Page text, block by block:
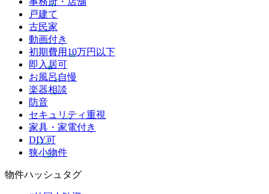
戸建て
古民家
動画付き
初期費用10万円以下
即入居可
お風呂自慢
楽器相談
防音
セキュリティ重視
家具・家電付き
DIY可
狭小物件
物件ハッシュタグ